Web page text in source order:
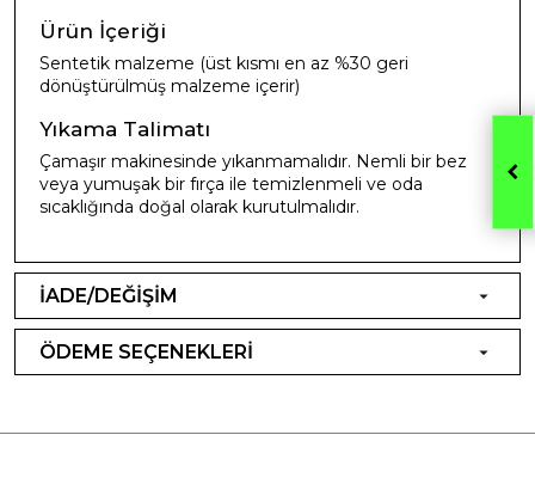
Ürün İçeriği
Sentetik malzeme (üst kısmı en az %30 geri
dönüştürülmüş malzeme içerir)
Yıkama Talimatı
Çamaşır makinesinde yıkanmamalıdır. Nemli bir bez
veya yumuşak bir fırça ile temizlenmeli ve oda
sıcaklığında doğal olarak kurutulmalıdır.
İADE/DEĞİŞİM
ÖDEME SEÇENEKLERİ